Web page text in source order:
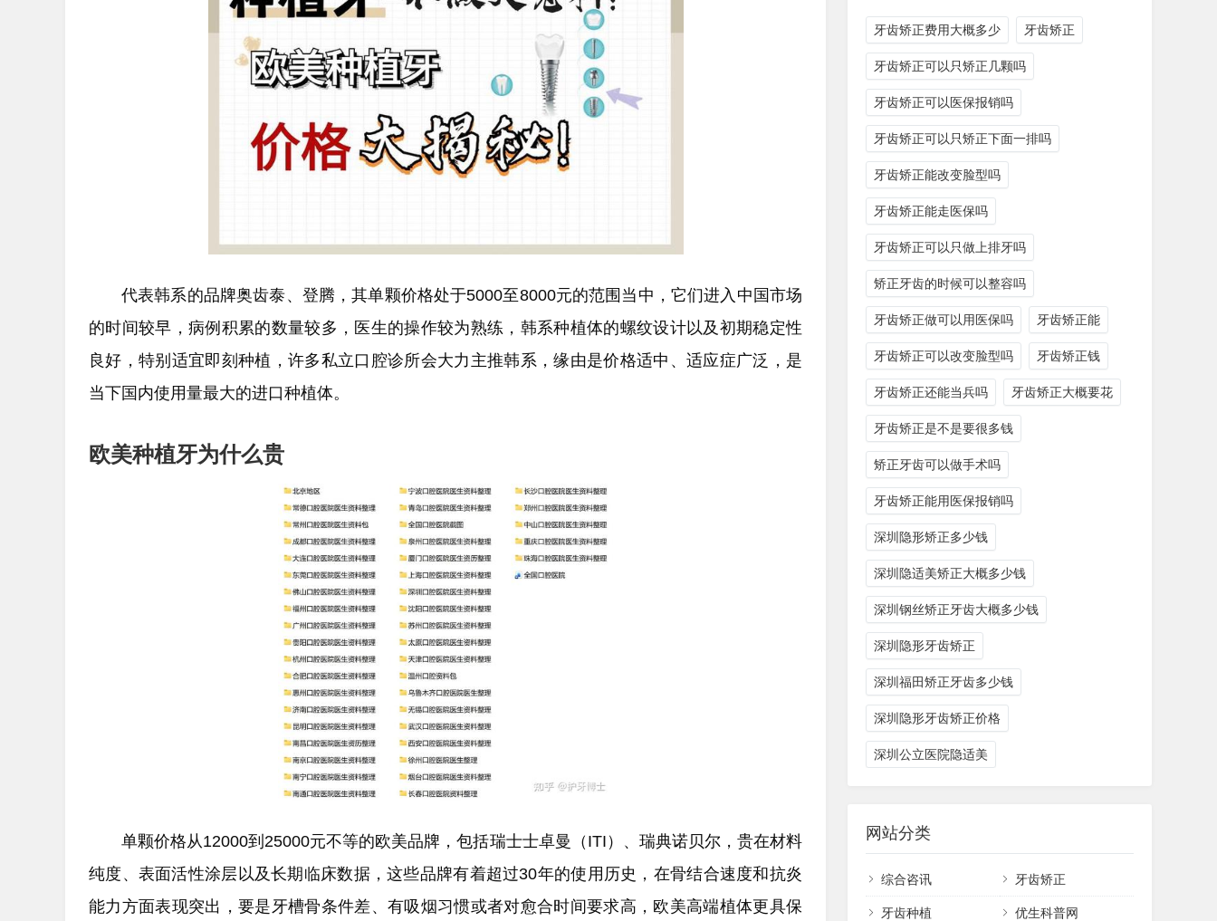
代表韩系的品牌奥齿泰、登腾，其单颗价格处于5000至8000元的范围当中，它们进入中国市场
的时间较早，病例积累的数量较多，医生的操作较为熟练，韩系种植体的螺纹设计以及初期稳定性
良好，特别适宜即刻种植，许多私立口腔诊所会大力主推韩系，缘由是价格适中、适应症广泛，是
当下国内使用量最大的进口种植体。
欧美种植牙为什么贵
单颗价格从12000到25000元不等的欧美品牌，包括瑞士士卓曼（ITI）、瑞典诺贝尔，贵在材料
纯度、表面活性涂层以及长期临床数据，这些品牌有着超过30年的使用历史，在骨结合速度和抗炎
能力方面表现突出，要是牙槽骨条件差、有吸烟习惯或者对愈合时间要求高，欧美高端植体更具保
牙齿矫正费用大概多少 牙齿矫正
牙齿矫正可以只矫正几颗吗
牙齿矫正可以医保报销吗
牙齿矫正可以只矫正下面一排吗
牙齿矫正能改变脸型吗
牙齿矫正能走医保吗
牙齿矫正可以只做上排牙吗
矫正牙齿的时候可以整容吗
牙齿矫正做可以用医保吗 牙齿矫正能
牙齿矫正可以改变脸型吗 牙齿矫正钱
牙齿矫正还能当兵吗 牙齿矫正大概要花
牙齿矫正是不是要很多钱
矫正牙齿可以做手术吗
牙齿矫正能用医保报销吗
深圳隐形矫正多少钱
深圳隐适美矫正大概多少钱
深圳钢丝矫正牙齿大概多少钱
深圳隐形牙齿矫正
深圳福田矫正牙齿多少钱
深圳隐形牙齿矫正价格
深圳公立医院隐适美
网站分类
综合咨讯 牙齿矫正
牙齿种植 优生科普网